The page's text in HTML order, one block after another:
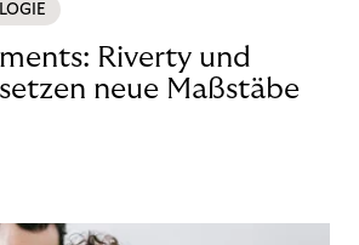
Riverty und
neue Maßstäbe